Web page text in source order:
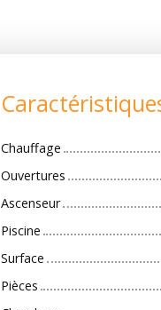
Chauffage
Ouvertures
Ascenseur
Piscine
Surface
Pièces